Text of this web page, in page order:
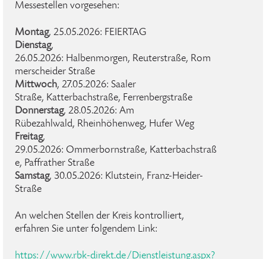
Messestellen vorgesehen:
Montag, 25.05.2026: FEIERTAG
Dienstag,
26.05.2026: Halbenmorgen, Reuterstraße, Rom
merscheider Straße
Mittwoch, 27.05.2026: Saaler
Straße, Katterbachstraße, Ferrenbergstraße
Donnerstag, 28.05.2026: Am
Rübezahlwald, Rheinhöhenweg, Hufer Weg
Freitag,
29.05.2026: Ommerbornstraße, Katterbachstraß
e, Paffrather Straße
Samstag, 30.05.2026: Klutstein, Franz-Heider-
Straße
An welchen Stellen der Kreis kontrolliert,
erfahren Sie unter folgendem Link:
https://www.rbk-direkt.de/Dienstleistung.aspx?